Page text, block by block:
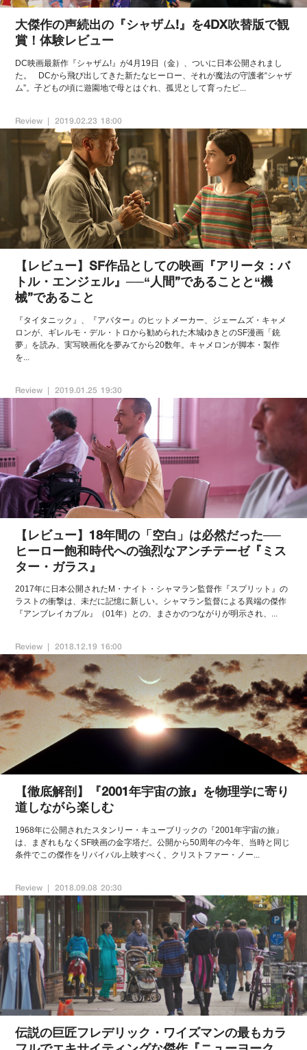
大傑作の声続出の『シャザム!』を4DX吹替版で観
賞！体験レビュー
DC映画最新作『シャザム!』が4月19日（金）、ついに日本公開されまし
た。 DCから飛び出してきた新たなヒーロー、それが魔法の守護者“シャザ
ム”。子どもの頃に遊園地で母とはぐれ、孤児として育ったビ...
Review 2019.02.23 18:00
【レビュー】SF作品としての映画『アリータ：バ
トル・エンジェル』──“人間”であることと“機
械”であること
『タイタニック』、『アバター』のヒットメーカー、ジェームズ・キャメ
ロンが、ギレルモ・デル・トロから勧められた木城ゆきとのSF漫画「銃
夢」を読み、実写映画化を夢みてから20数年。キャメロンが脚本・製作
を...
Review 2019.01.25 19:30
【レビュー】18年間の「空白」は必然だった──
ヒーロー飽和時代への強烈なアンチテーゼ『ミス
ター・ガラス』
2017年に日本公開されたM・ナイト・シャマラン監督作『スプリット』の
ラストの衝撃は、未だに記憶に新しい。シャマラン監督による異端の傑作
『アンブレイカブル』（01年）との、まさかのつながりが明示され、...
Review 2018.12.19 16:00
【徹底解剖】『2001年宇宙の旅』を物理学に寄り
道しながら楽しむ
1968年に公開されたスタンリー・キューブリックの『2001年宇宙の旅』
は、まぎれもなくSF映画の金字塔だ。公開から50周年の今年、当時と同じ
条件でこの傑作をリバイバル上映すべく、クリストファー・ノー...
Review 2018.09.08 20:30
伝説の巨匠フレデリック・ワイズマンの最もカラ